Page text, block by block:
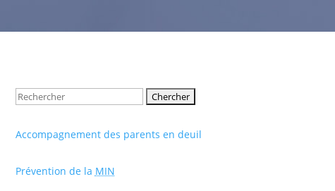
Rechercher:
Accompagnement des parents en deuil
Prévention de la MIN